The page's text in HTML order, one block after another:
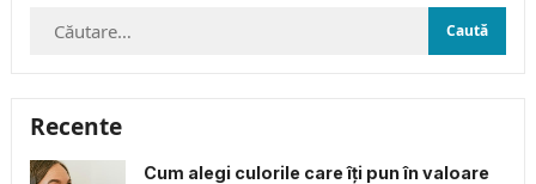
Caută
Recente
Cum alegi culorile care îți pun în valoare